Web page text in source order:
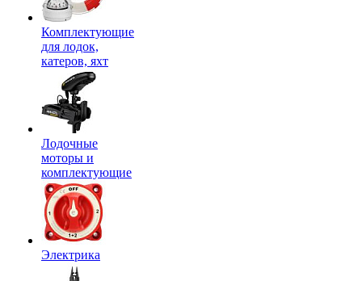
Комплектующие
для лодок,
катеров, яхт
Лодочные
моторы и
комплектующие
Электрика